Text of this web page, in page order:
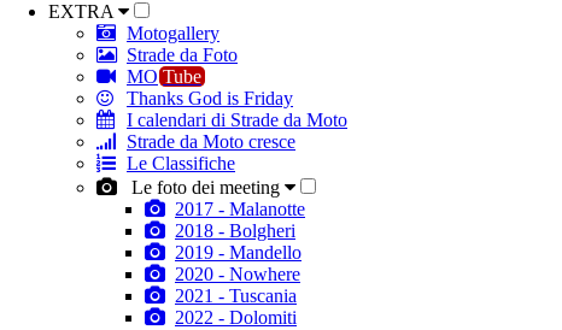
EXTRA
Motogallery
Strade da Foto
MO Tube
Thanks God is Friday
I calendari di Strade da Moto
Strade da Moto cresce
Le Classifiche
Le foto dei meeting
2017 - Malanotte
2018 - Bolgheri
2019 - Mandello
2020 - Nowhere
2021 - Tuscania
2022 - Dolomiti